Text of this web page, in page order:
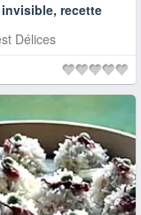
recette
Délices